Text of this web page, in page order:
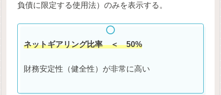
負債に限定する使用法）のみを表示する。
ネットギアリング比率 ＜ 50%
財務安定性（健全性）が非常に高い